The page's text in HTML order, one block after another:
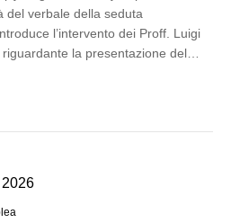
del verbale della seduta
l’intervento dei Proff. Luigi
la presentazione del…